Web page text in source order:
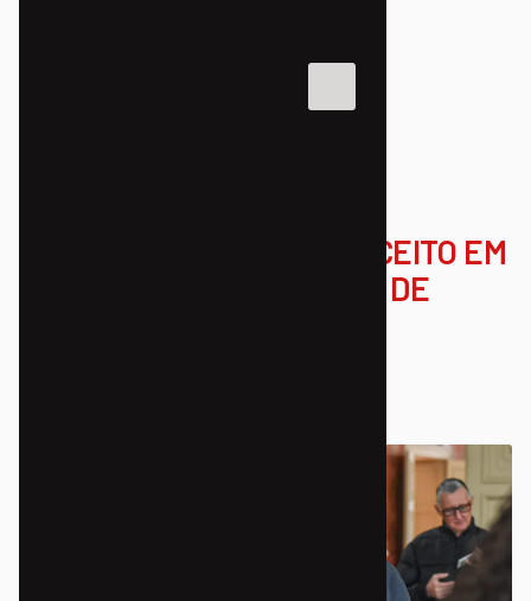
PROJETO NOSSA BICI É ACEITO EM
EDITAL DA ARQUIDIOCESE DE